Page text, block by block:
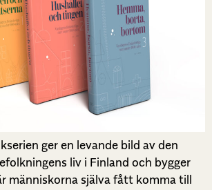
ger en levande bild av den
liv i Finland och bygger
människorna själva fått komma till